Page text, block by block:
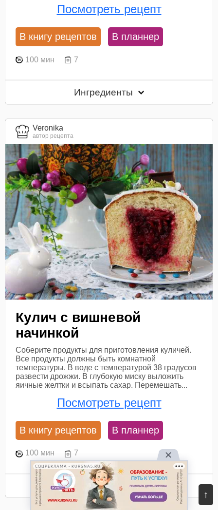
↑
Посмотреть рецепт
В книгу рецептов В планнер
100 мин 7
Ингредиенты
Veronika
автор рецепта
Кулич с вишневой
начинкой
Соберите продукты для приготовления куличей.
Все продукты должны быть комнатной
температуры. В воде с температурой 38 градусов
развести дрожжи. В глубокую миску выложить
яичные желтки и всыпать сахар. Перемешать...
Посмотреть рецепт
В книгу рецептов В планнер
100 мин 7
Ингредиенты
СОЦРЕКЛАМА • KURSNA5.RU